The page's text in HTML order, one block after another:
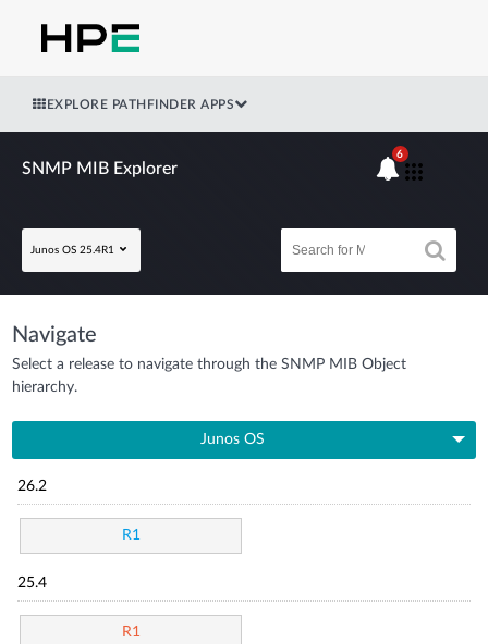
EXPLORE PATHFINDER APPS
SNMP MIB Explorer
Junos OS 25.4R1
6
Navigate
Select a release to navigate through the SNMP MIB Object
hierarchy.
Junos OS
26.2
R1
25.4
R1